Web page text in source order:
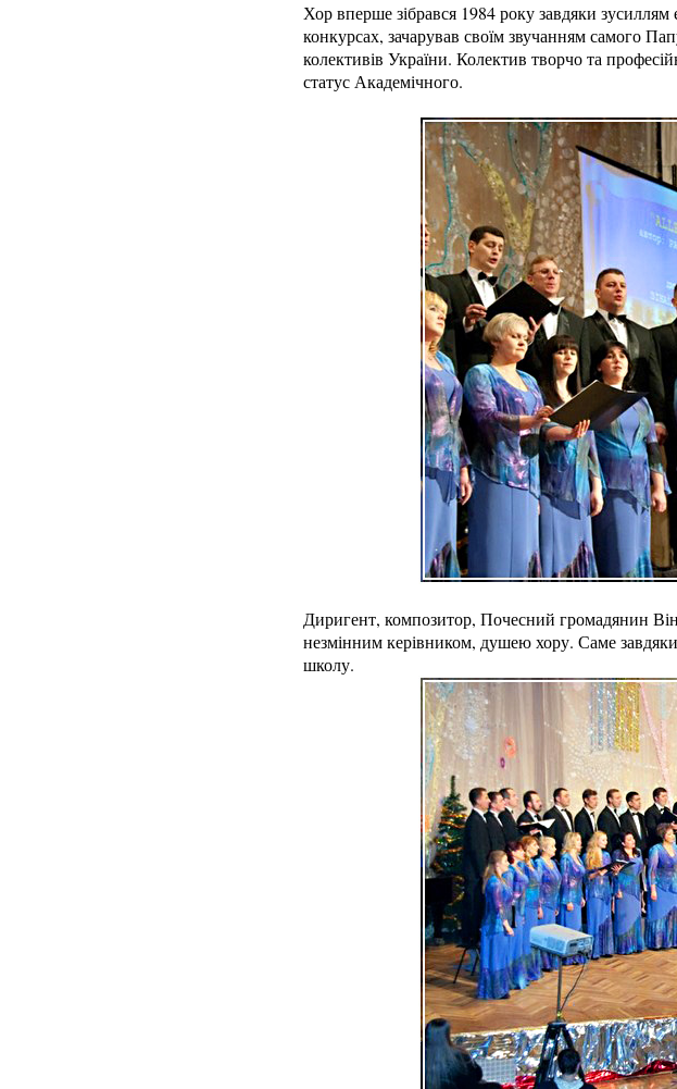
Хор вперше зібрався 1984 року завдяки
конкурсах, зачарував своїм звучанням самого
колективів України. Колектив творчо та
статус Академічного.
Диригент, композитор, Почесний громадянин
незмінним керівником, душею хору. Саме завдяки
школу.